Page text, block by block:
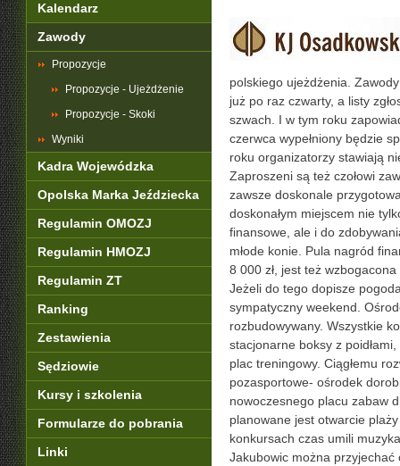
Kalendarz
Zawody
Propozycje
Propozycje - Ujeżdżenie
Propozycje - Skoki
Wyniki
Kadra Wojewódzka
Opolska Marka Jeździecka
Regulamin OMOZJ
Regulamin HMOZJ
Regulamin ZT
Ranking
Zestawienia
Sędziowie
Kursy i szkolenia
Formularze do pobrania
Linki
polskiego ujeżdżenia.
już po raz czwarty, a listy
szwach. I w tym roku
czerwca wypełniony będzie
roku organizatorzy stawiają
Zaproszeni są też czołowi
zawsze doskonale
doskonałym miejscem nie
finansowe, ale i do
młode konie. Pula nagród
8 000 zł, jest też
Jeżeli do tego dopisze
sympatyczny weekend.
rozbudowywany. Wszystkie
stacjonarne boksy z
plac treningowy. Ciągłemu
pozasportowe- ośrodek
nowoczesnego placu zabaw
planowane jest otwarcie
konkursach czas umili
Jakubowic można przyjechać